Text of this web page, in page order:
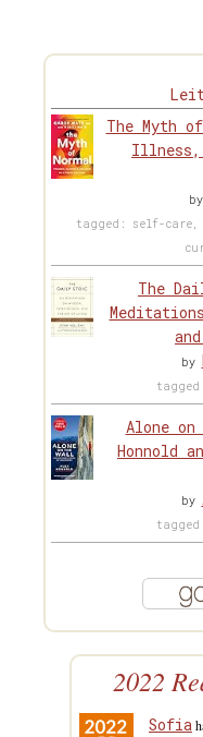
The Myth
Illness,
by
tagged: self-care,
The
by
Alone
Honnold
by
2022
Sofia